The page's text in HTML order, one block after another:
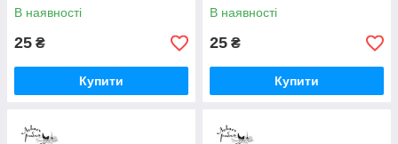
В наявності
25 ₴
Купити
В наявності
25 ₴
Купити